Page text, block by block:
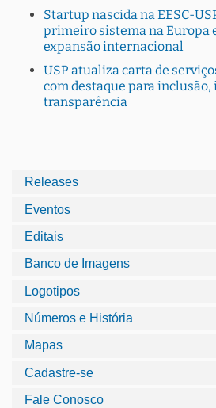
Startup nascida na EESC-
primeiro sistema na Europa
expansão internacional
USP atualiza carta de
com destaque para inclusão,
transparência
Releases
Eventos
Editais
Banco de Imagens
Logotipos
Números e História
Mapas
Cadastre-se
Fale Conosco